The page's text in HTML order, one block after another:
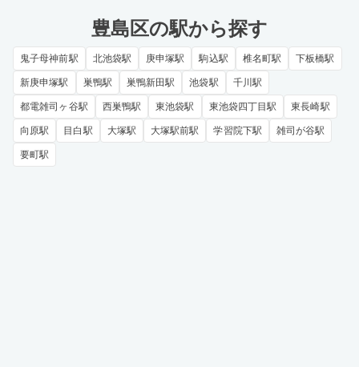
豊島区の駅から探す
鬼子母神前駅 北池袋駅 庚申塚駅 駒込駅 椎名町駅 下板橋駅
新庚申塚駅 巣鴨駅 巣鴨新田駅 池袋駅 千川駅
都電雑司ヶ谷駅 西巣鴨駅 東池袋駅 東池袋四丁目駅 東長崎駅
向原駅 目白駅 大塚駅 大塚駅前駅 学習院下駅 雑司が谷駅
要町駅